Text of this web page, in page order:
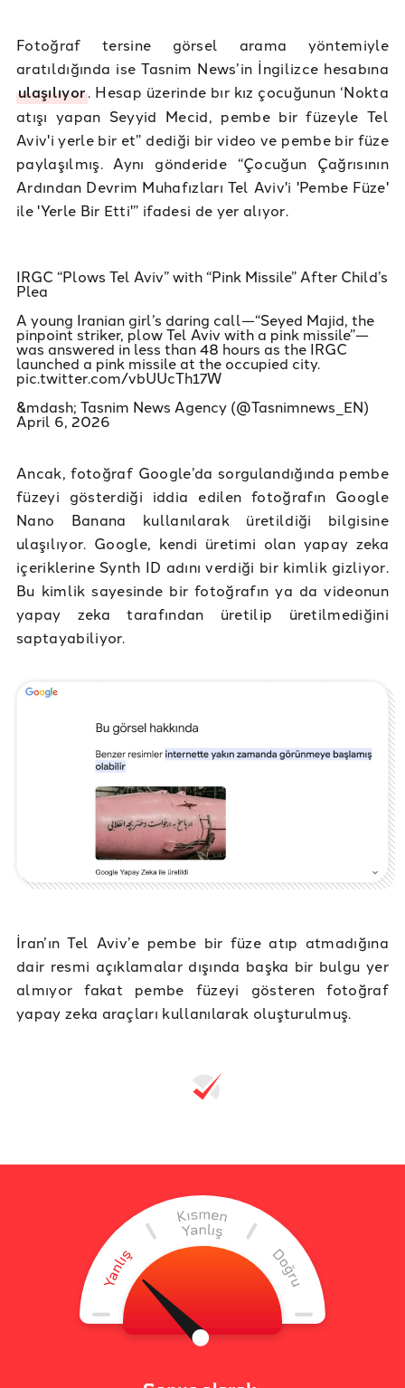
Fotoğraf tersine görsel arama yöntemiyle
aratıldığında ise Tasnim News’in İngilizce hesabına
ulaşılıyor. Hesap üzerinde bır kız çocuğunun ‘Nokta
atışı yapan Seyyid Mecid, pembe bir füzeyle Tel
Aviv'i yerle bir et” dediği bir video ve pembe bir füze
paylaşılmış. Aynı gönderide “Çocuğun Çağrısının
Ardından Devrim Muhafızları Tel Aviv'i 'Pembe Füze'
ile 'Yerle Bir Etti'” ifadesi de yer alıyor.
IRGC “Plows Tel Aviv” with “Pink Missile” After Child’s
Plea
A young Iranian girl’s daring call—“Seyed Majid, the
pinpoint striker, plow Tel Aviv with a pink missile”—
was answered in less than 48 hours as the IRGC
launched a pink missile at the occupied city.
pic.twitter.com/vbUUcTh17W
&mdash; Tasnim News Agency (@Tasnimnews_EN)
April 6, 2026
Ancak, fotoğraf Google’da sorgulandığında pembe
füzeyi gösterdiği iddia edilen fotoğrafın Google
Nano Banana kullanılarak üretildiği bilgisine
ulaşılıyor. Google, kendi üretimi olan yapay zeka
içeriklerine Synth ID adını verdiği bir kimlik gizliyor.
Bu kimlik sayesinde bir fotoğrafın ya da videonun
yapay zeka tarafından üretilip üretilmediğini
saptayabiliyor.
İran’ın Tel Aviv’e pembe bir füze atıp atmadığına
dair resmi açıklamalar dışında başka bir bulgu yer
almıyor fakat pembe füzeyi gösteren fotoğraf
yapay zeka araçları kullanılarak oluşturulmuş.